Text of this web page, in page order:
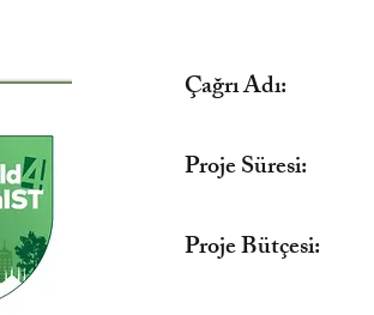
Çağrı Adı:
Proje Süresi:
Proje Bütçesi: